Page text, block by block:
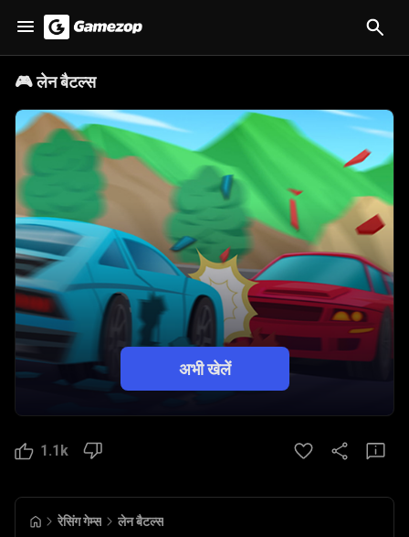
🎮लेन बैटल्स
अभी खेलें
1.1k
रेसिंग गेम्स लेन बैटल्स